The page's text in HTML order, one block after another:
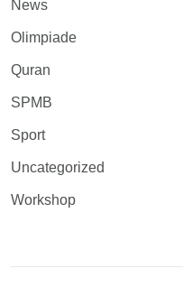
News
Olimpiade
Quran
SPMB
Sport
Uncategorized
Workshop